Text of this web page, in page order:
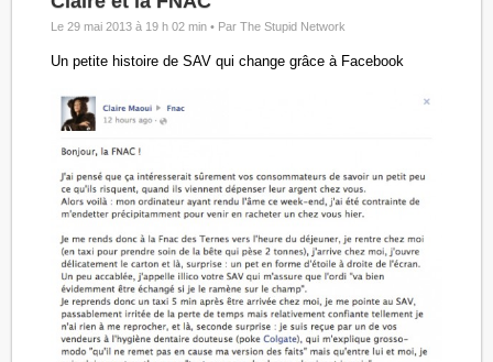
Le 29 mai 2013 à 19 h 02 min • Par The Stupid Network
Un petite histoire de SAV qui change grâce à Facebook